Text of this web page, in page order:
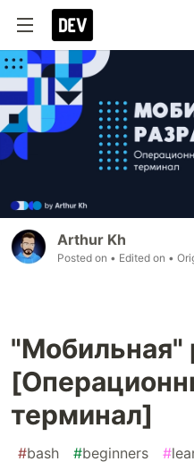
Arthur Kh
Posted on • Edited on •
"Мобильная"
терминал]
#bash #beginners #